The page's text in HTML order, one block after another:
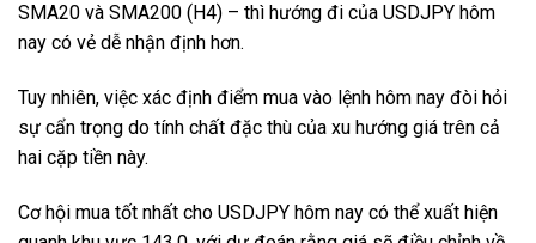
SMA20 và SMA200 (H4) – thì hướng đi của USDJPY hôm
nay có vẻ dễ nhận định hơn.
Tuy nhiên, việc xác định điểm mua vào lệnh hôm nay đòi hỏi
sự cẩn trọng do tính chất đặc thù của xu hướng giá trên cả
hai cặp tiền này.
Cơ hội mua tốt nhất cho USDJPY hôm nay có thể xuất hiện